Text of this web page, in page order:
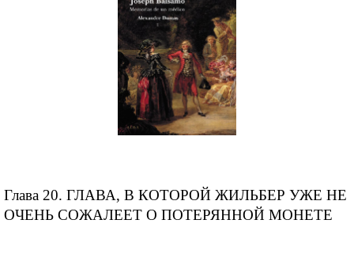
Глава 20. ГЛАВА, В КОТОРОЙ ЖИЛЬБЕР УЖЕ НЕ
ОЧЕНЬ СОЖАЛЕЕТ О ПОТЕРЯННОЙ МОНЕТЕ